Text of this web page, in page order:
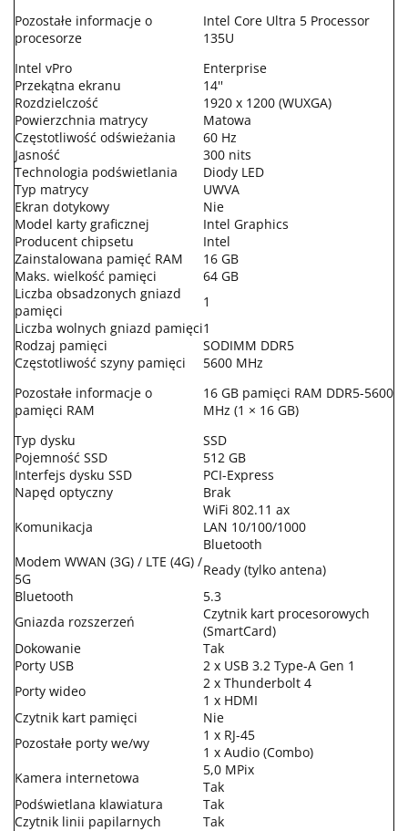
Pozostałe informacje o
procesorze
Intel Core Ultra 5 Processor
135U
Intel vPro
Enterprise
Przekątna ekranu
14''
Rozdzielczość
1920 x 1200 (WUXGA)
Powierzchnia matrycy
Matowa
Częstotliwość odświeżania
60 Hz
Jasność
300 nits
Technologia podświetlania
Diody LED
Typ matrycy
UWVA
Ekran dotykowy
Nie
Model karty graficznej
Intel Graphics
Producent chipsetu
Intel
Zainstalowana pamięć RAM
16 GB
Maks. wielkość pamięci
64 GB
Liczba obsadzonych gniazd
pamięci
1
Liczba wolnych gniazd pamięci1
Rodzaj pamięci
SODIMM DDR5
Częstotliwość szyny pamięci
5600 MHz
Pozostałe informacje o
pamięci RAM
16 GB pamięci RAM DDR5-5600
MHz (1 × 16 GB)
Typ dysku
SSD
Pojemność SSD
512 GB
Interfejs dysku SSD
PCI-Express
Napęd optyczny
Brak
Komunikacja
WiFi 802.11 ax
LAN 10/100/1000
Bluetooth
Modem WWAN (3G) / LTE (4G) /
5G
Ready (tylko antena)
Bluetooth
5.3
Gniazda rozszerzeń
Czytnik kart procesorowych
(SmartCard)
Dokowanie
Tak
Porty USB
2 x USB 3.2 Type-A Gen 1
Porty wideo
2 x Thunderbolt 4
1 x HDMI
Czytnik kart pamięci
Nie
Pozostałe porty we/wy
1 x RJ-45
1 x Audio (Combo)
Kamera internetowa
5,0 MPix
Tak
Podświetlana klawiatura
Tak
Czytnik linii papilarnych
Tak